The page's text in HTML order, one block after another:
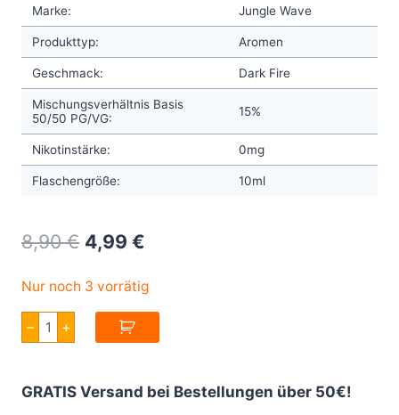
Marke: Jungle Wave
Produkttyp: Aromen
Geschmack: Dark Fire
Mischungsverhältnis Basis
50/50 PG/VG:
15%
Nikotinstärke: 0mg
Flaschengröße: 10ml
8,90€ Original
8,90 €.
4,99 €
is:
Nur noch 3 vorrätig
–
Jungle
Wave
Dark
10ml
+
GRATIS Versand bei Bestellungen über 50€!